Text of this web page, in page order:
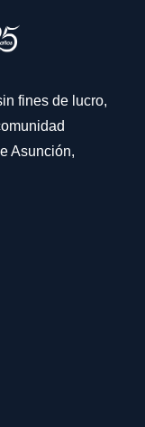
fines de lucro,
Asunción,